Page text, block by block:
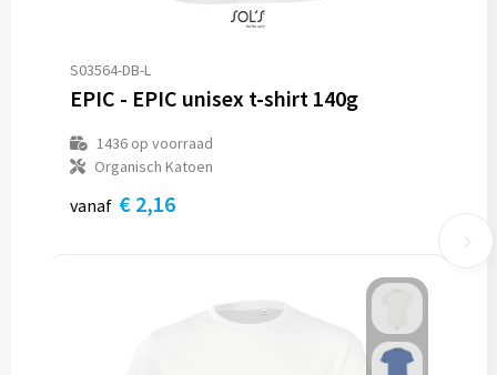
S03564-DB-L
EPIC - EPIC unisex t-shirt 140g
1436op voorraad
Organisch Katoen
vanaf € 2,16